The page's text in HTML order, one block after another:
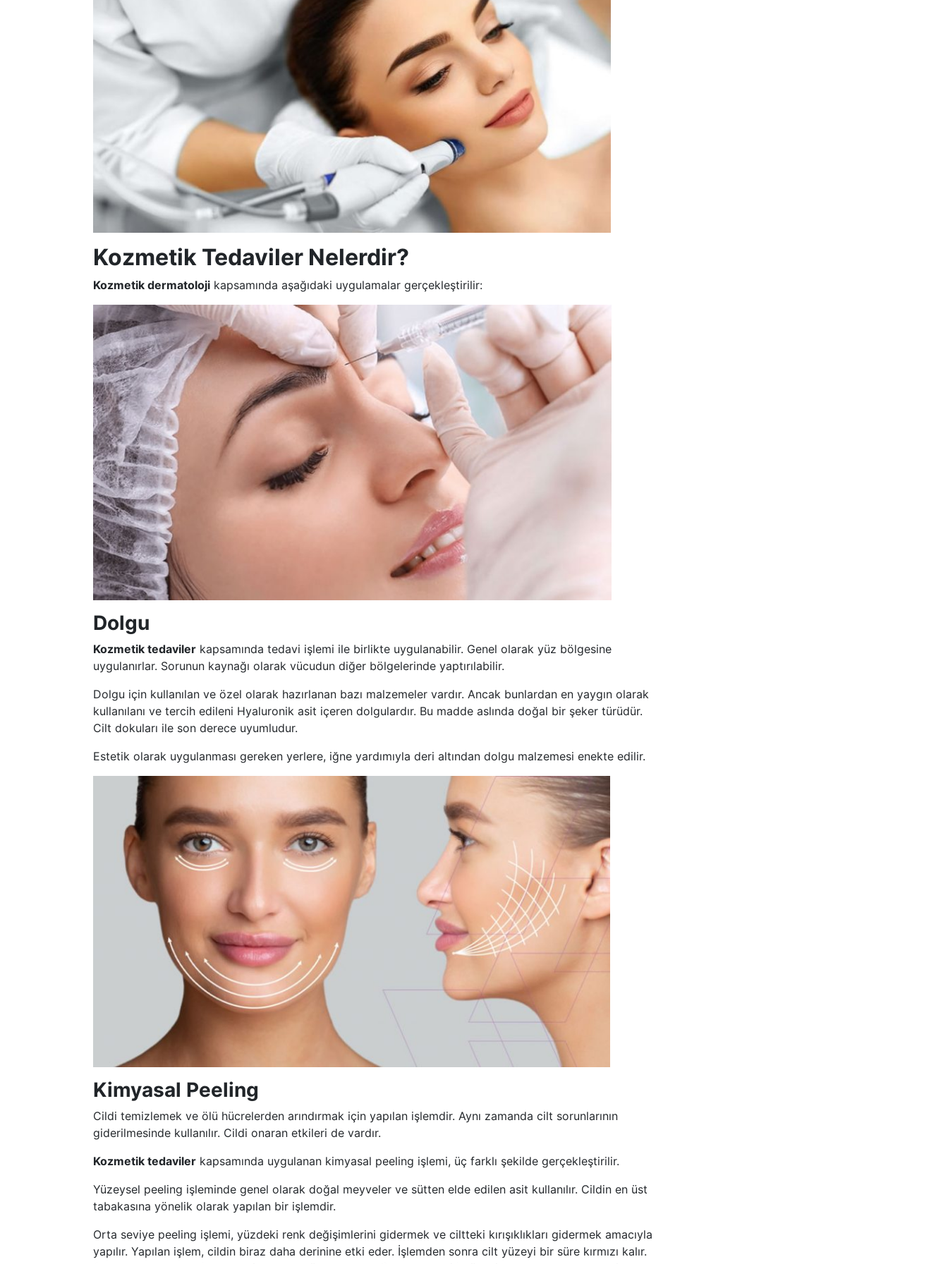
Kozmetik Tedaviler Nelerdir?
Kozmetik dermatoloji kapsamında aşağıdaki uygulamalar gerçekleştirilir:
Dolgu
Kozmetik tedaviler kapsamında tedavi işlemi ile birlikte uygulanabilir. Genel olarak yüz bölgesine
uygulanırlar. Sorunun kaynağı olarak vücudun diğer bölgelerinde yaptırılabilir.
Dolgu için kullanılan ve özel olarak hazırlanan bazı malzemeler vardır. Ancak bunlardan en yaygın olarak
kullanılanı ve tercih edileni Hyaluronik asit içeren dolgulardır. Bu madde aslında doğal bir şeker türüdür.
Cilt dokuları ile son derece uyumludur.
Estetik olarak uygulanması gereken yerlere, iğne yardımıyla deri altından dolgu malzemesi enekte edilir.
Kimyasal Peeling
Cildi temizlemek ve ölü hücrelerden arındırmak için yapılan işlemdir. Aynı zamanda cilt sorunlarının
giderilmesinde kullanılır. Cildi onaran etkileri de vardır.
Kozmetik tedaviler kapsamında uygulanan kimyasal peeling işlemi, üç farklı şekilde gerçekleştirilir.
Yüzeysel peeling işleminde genel olarak doğal meyveler ve sütten elde edilen asit kullanılır. Cildin en üst
tabakasına yönelik olarak yapılan bir işlemdir.
Orta seviye peeling işlemi, yüzdeki renk değişimlerini gidermek ve ciltteki kırışıklıkları gidermek amacıyla
yapılır. Yapılan işlem, cildin biraz daha derinine etki eder. İşlemden sonra cilt yüzeyi bir süre kırmızı kalır.